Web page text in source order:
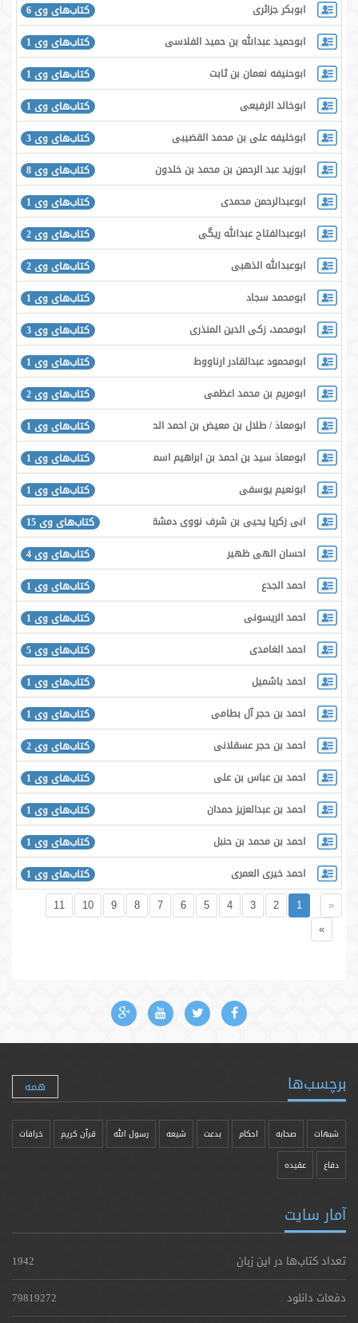
ابوبکر جزائری
کتاب‌های وی 6
ابوحمید عبدالله بن حمید الفلاسی
کتاب‌های وی 1
ابوحنیفه نعمان بن ثابت
کتاب‌های وی 1
ابوخالد الرفیعی
کتاب‌های وی 1
ابوخلیفه علی بن محمد القضیبی
کتاب‌های وی 3
ابوزید عبد الرحمن بن محمد بن خلدون حَضرَمی
کتاب‌های وی 8
ابوعبدالرحمن محمدی
کتاب‌های وی 1
ابوعبدالفتاح عبدالله ریگی
کتاب‌های وی 2
ابوعبدالله الذهبی
کتاب‌های وی 2
ابومحمد سجاد
کتاب‌های وی 1
ابومحمد، زکی الدین المنذری
کتاب‌های وی 3
ابومحمود عبدالقادر ارناووط
کتاب‌های وی 1
ابومریم بن محمد اعظمی
کتاب‌های وی 2
ابومعاذ / طلال بن معیض بن احمد الحارثی
کتاب‌های وی 1
ابومعاذ سید بن احمد بن ابراهیم اسماعیلی
کتاب‌های وی 1
ابونعیم یوسفی
کتاب‌های وی 1
ابی زکریا یحیی بن شرف نووی دمشقی شافعی
کتاب‌های وی 15
احسان الهی ظهیر
کتاب‌های وی 4
احمد الجدع
کتاب‌های وی 1
احمد الریسونی
کتاب‌های وی 1
احمد الغامدی
کتاب‌های وی 5
احمد باشمیل
کتاب‌های وی 1
احمد بن حجر آل بطامی
کتاب‌های وی 1
احمد بن حجر عسقلانی
کتاب‌های وی 2
احمد بن عباس بن علی
کتاب‌های وی 1
احمد بن عبدالعزیز حمدان
کتاب‌های وی 1
احمد بن محمد بن حنبل
کتاب‌های وی 1
احمد خیری العمری
کتاب‌های وی 1
«
1
2
3
4
5
6
7
8
9
10
11
»
برچسب‌ها همه
شبهات صحابه احکام بدعت شیعه رسول الله قرآن کریم خرافات
دفاع عقیده
آمار سایت
تعداد کتاب‌ها در این زبان
1942
دفعات دانلود
79819272